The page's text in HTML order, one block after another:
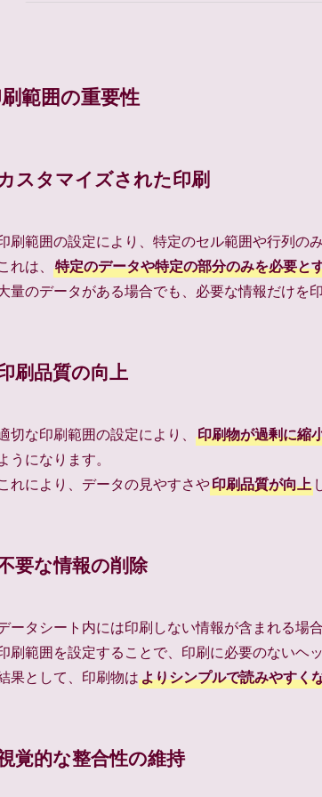
範囲の重要性
スタマイズされた印刷
刷範囲の設定により、特定のセル範囲や行列の
れは、 特定のデータや特定の部分のみを必要と
量のデータがある場合でも、必要な情報だけを
刷品質の向上
切な印刷範囲の設定により、 印刷物が過剰に縮
うになります。
れにより、データの見やすさや印刷品質が向上
要な情報の削除
ータシート内には印刷しない情報が含まれる場合
刷範囲を設定することで、印刷に必要のないヘ
果として、印刷物はよりシンプルで読みやすく
覚的な整合性の維持